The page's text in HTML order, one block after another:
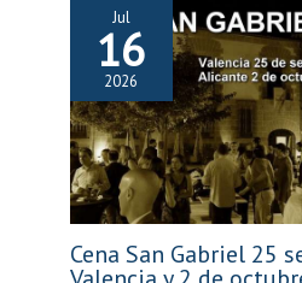
Jul
16
2026
Cena San Gabriel 25